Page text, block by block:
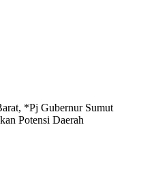
*Pj Gubernur Sumut
Potensi Daerah